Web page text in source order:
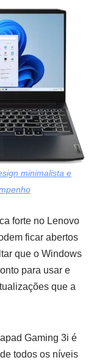
minimalista e
forte no Lenovo
ficar abertos
que o Windows
para usar e
que a
Gaming 3i é
todos os níveis